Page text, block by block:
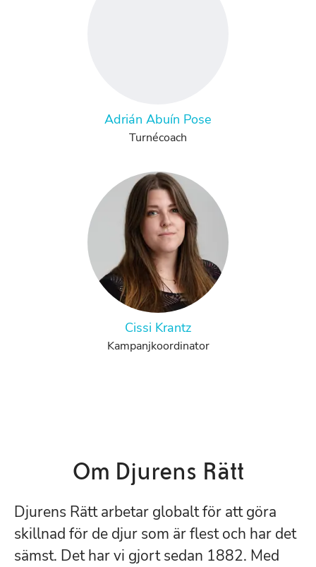
Adrián Abuín Pose
Turnécoach
Cissi Krantz
Kampanjkoordinator
Om Djurens Rätt
Djurens Rätt arbetar globalt för att göra
skillnad för de djur som är flest och har det
sämst. Det har vi gjort sedan 1882. Med